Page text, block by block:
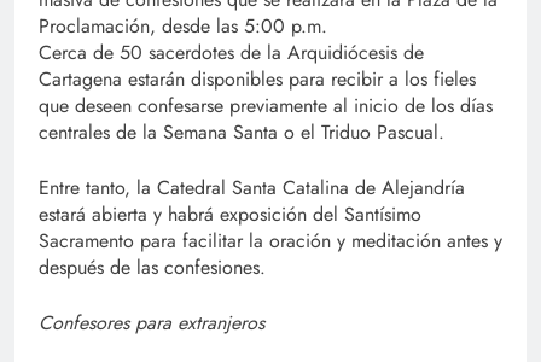
Proclamación, desde las 5:00 p.m.
Cerca de 50 sacerdotes de la Arquidiócesis de
Cartagena estarán disponibles para recibir a los fieles
que deseen confesarse previamente al inicio de los días
centrales de la Semana Santa o el Triduo Pascual.
Entre tanto, la Catedral Santa Catalina de Alejandría
estará abierta y habrá exposición del Santísimo
Sacramento para facilitar la oración y meditación antes y
después de las confesiones.
Confesores para extranjeros